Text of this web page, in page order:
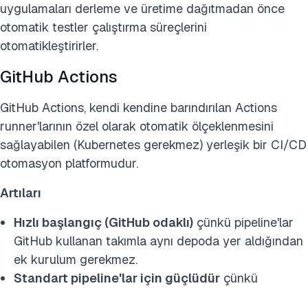
uygulamaları derleme ve üretime dağıtmadan önce
otomatik testler çalıştırma süreçlerini
otomatikleştirirler.
GitHub Actions
GitHub Actions, kendi kendine barındırılan Actions
runner'larının özel olarak otomatik ölçeklenmesini
sağlayabilen (Kubernetes gerekmez) yerleşik bir CI/CD
otomasyon platformudur.
Artıları
Hızlı başlangıç (GitHub odaklı) çünkü pipeline'lar
GitHub kullanan takımla aynı depoda yer aldığından
ek kurulum gerekmez.
Standart pipeline'lar için güçlüdür çünkü